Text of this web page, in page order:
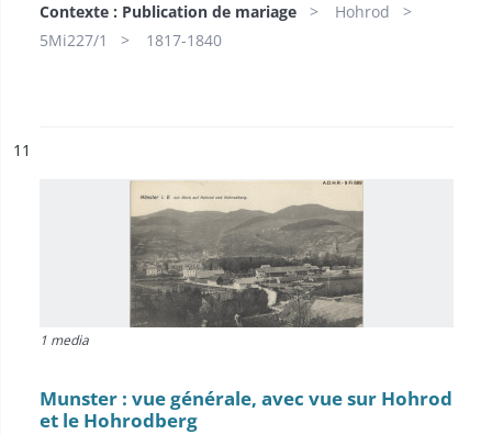
Contexte : Publication de mariage
Hohrod
5Mi227/1
1817-1840
n°
11
1 media
Munster : vue générale, avec vue sur Hohrod
et le Hohrodberg